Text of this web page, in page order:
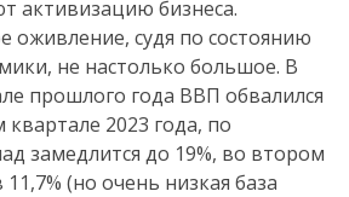
активизацию бизнеса.
оживление, судя по состоянию
не настолько большое. В
прошлого года ВВП обвалился
квартале 2023 года, по
замедлится до 19%, во втором
(но очень низкая база